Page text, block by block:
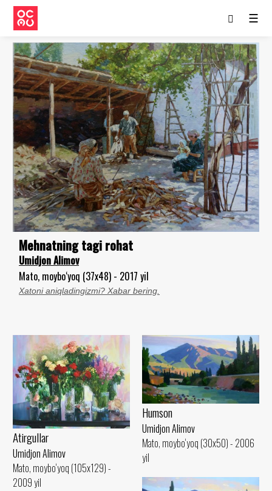
☰
Mehnatning tagi rohat
Umidjon Alimov
Mato, moybo‘yoq (37x48) - 2017 yil
Xatoni aniqladingizmi? Xabar bering.
Atirgullar
Umidjon Alimov
Mato, moybo‘yoq (105x129) -
2009 yil
Humson
Umidjon Alimov
Mato, moybo‘yoq (30x50) - 2006
yil